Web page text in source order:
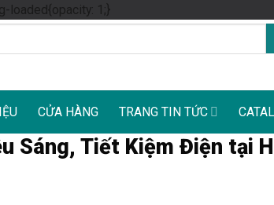
loaded{opacity: 1;}Skip
to
CỬA HÀNG TRANG TIN TỨC
Sáng, Tiết Kiệm Điện tại